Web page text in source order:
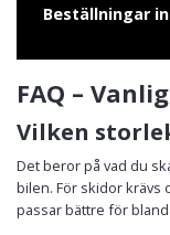
Beställningar
FAQ –
Vilken
Det beror på vad du
bilen. För skidor krävs
passar bättre för